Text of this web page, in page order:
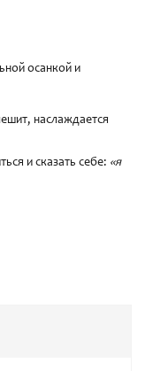
осанкой и
наслаждается
и сказать себе: «я